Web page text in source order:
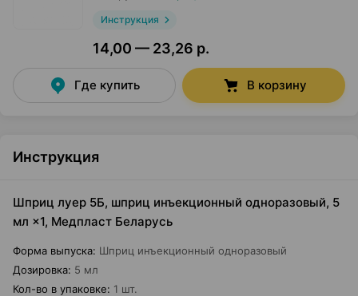
Инструкция
14,00 — 23,26 р.
Где купить В корзину
Инструкция
Шприц луер 5Б, шприц инъекционный одноразовый, 5
мл ×1, Медпласт Беларусь
Форма выпуска: Шприц инъекционный одноразовый
Дозировка: 5 мл
Кол-во в упаковке: 1 шт.